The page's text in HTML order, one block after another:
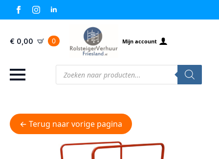
€ 0,00 0 Mijn account
Producten
zoeken
← Terug naar vorige pagina